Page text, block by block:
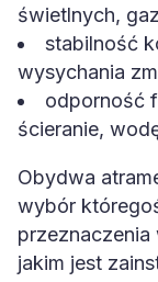
świetlnych,
stabilność
wysychania
odporność
ścieranie,
Obydwa
wybór
przeznaczenia
jakim jest